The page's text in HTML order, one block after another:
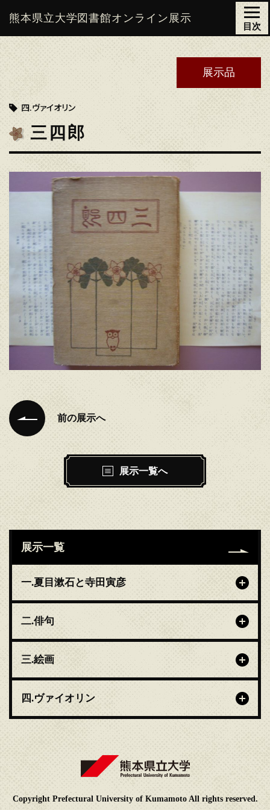
熊本県立大学図書館オンライン展示
目次
展示品
四.ヴァイオリン
三四郎
前の展示へ
展示一覧へ
展示一覧
一.夏目漱石と寺田寅彦
二.俳句
三.絵画
四.ヴァイオリン
Copyright Prefectural University of Kumamoto All rights reserved.